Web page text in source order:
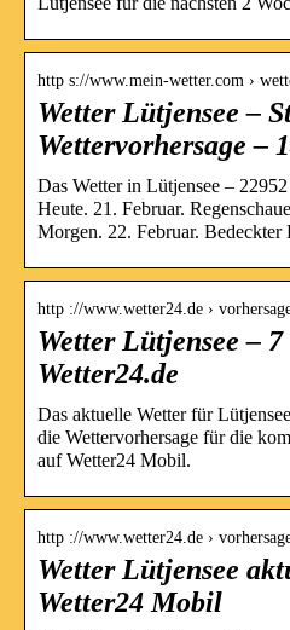
http s://www.mein-wetter.com ›
Wetter Lütjensee –
Wettervorhersage –
Das Wetter in Lütjensee –
Heute. 21. Februar.
Morgen. 22. Februar.
http ://www.wetter24.de ›
Wetter Lütjensee –
Wetter24.de
Das aktuelle Wetter für
die Wettervorhersage für die
auf Wetter24 Mobil.
http ://www.wetter24.de ›
Wetter Lütjensee
Wetter24 Mobil